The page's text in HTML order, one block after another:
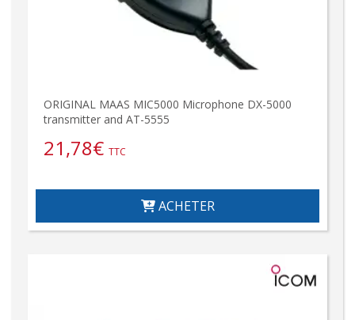
ORIGINAL MAAS MIC5000 Microphone DX-5000
transmitter and AT-5555
21,78€ TTC
ACHETER